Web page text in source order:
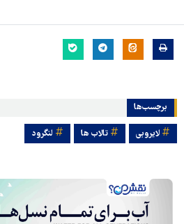
برچسب‌ها
لایروبی تالاب ها لنگرود